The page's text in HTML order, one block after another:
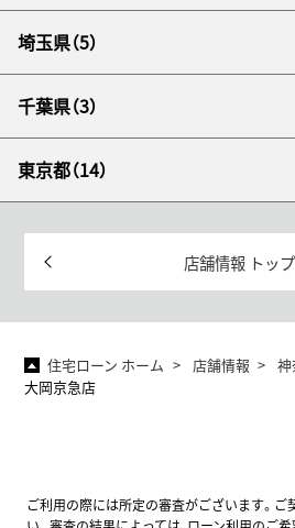
埼玉県（5）
千葉県（3）
東京都（14）
店舗情報 トッ
住宅ローン ホーム 店舗情報
大岡京急店
ご利用の際には所定の審査がございます。